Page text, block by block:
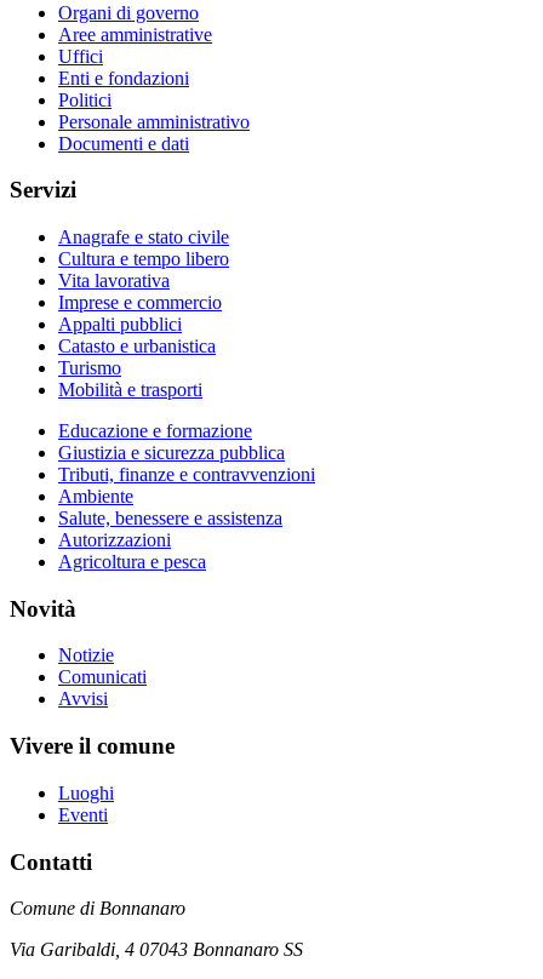
Organi di governo
Aree amministrative
Uffici
Enti e fondazioni
Politici
Personale amministrativo
Documenti e dati
Servizi
Anagrafe e stato civile
Cultura e tempo libero
Vita lavorativa
Imprese e commercio
Appalti pubblici
Catasto e urbanistica
Turismo
Mobilità e trasporti
Educazione e formazione
Giustizia e sicurezza pubblica
Tributi, finanze e contravvenzioni
Ambiente
Salute, benessere e assistenza
Autorizzazioni
Agricoltura e pesca
Novità
Notizie
Comunicati
Avvisi
Vivere il comune
Luoghi
Eventi
Contatti
Comune di Bonnanaro
Via Garibaldi, 4 07043 Bonnanaro SS